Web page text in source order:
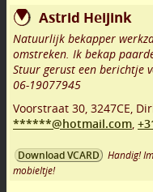
Astrid Heijink
Natuurlijk bekapper
omstreken. Ik bekap
Stuur gerust een berichtje
06-19077945
Voorstraat 30, 3247CE,
******@hotmail.com,
Download VCARD
Handig!
mobieltje!